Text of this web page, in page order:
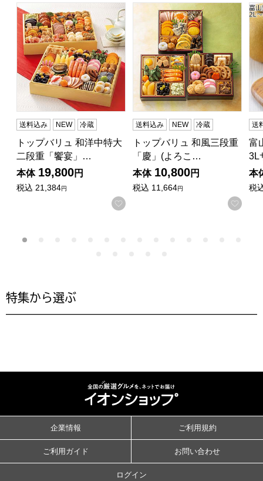
トップバリュ 和洋中特大二段重「饗宴」(きょうえん)【4
送料込み NEW 冷蔵
トップバリュ 和洋中特大
二段重「饗宴」…
本体 19,800円
税込 21,384円
お気に入りに登録する
トップバリュ 和風三段重「
送料込み NEW 冷蔵
トップバリュ 和風三段重
「慶」(よろこ…
本体 10,800円
税込 11,664円
お気
富
送
富
3L
本
税
特集から選ぶ
企業情報 ご利用規約
ご利用ガイド お問い合わせ
ログイン